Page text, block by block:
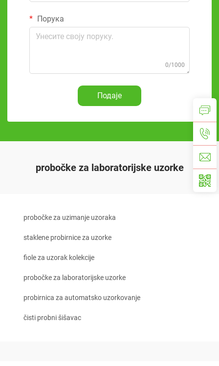
Порука
0/1000
Подаје
probočke za laboratorijske uzorke
probočke za uzimanje uzoraka
staklene probirnice za uzorke
fiole za uzorak kolekcije
probočke za laboratorijske uzorke
probirnica za automatsko uzorkovanje
čisti probni šišavac